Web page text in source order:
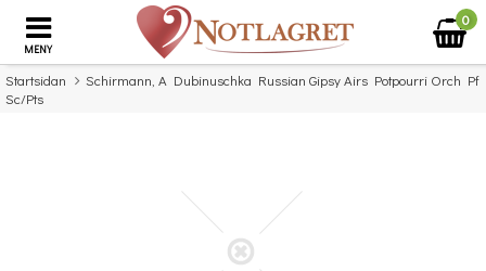
MENY
0
Startsidan
Schirmann, A Dubinuschka Russian Gipsy Airs Potpourri Orch Pf
Sc/Pts